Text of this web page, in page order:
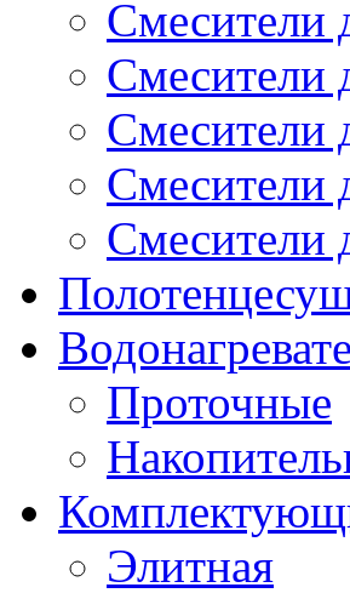
Смесители
Смесители
Смесители
Смесители
Смесители
Проточные
Элитная